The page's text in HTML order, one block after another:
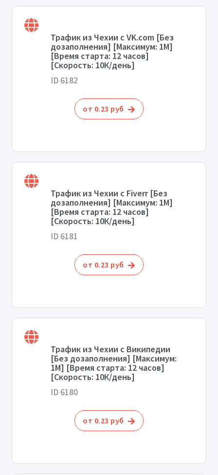
Трафик из Чехии с VK.com [Без
дозаполнения] [Максимум: 1М]
[Время старта: 12 часов]
[Скорость: 10К/день]
ID 6182
от 0.23 руб
Трафик из Чехии с Fiverr [Без
дозаполнения] [Максимум: 1М]
[Время старта: 12 часов]
[Скорость: 10К/день]
ID 6181
от 0.23 руб
Трафик из Чехии с Википедии
[Без дозаполнения] [Максимум:
1М] [Время старта: 12 часов]
[Скорость: 10К/день]
ID 6180
от 0.23 руб